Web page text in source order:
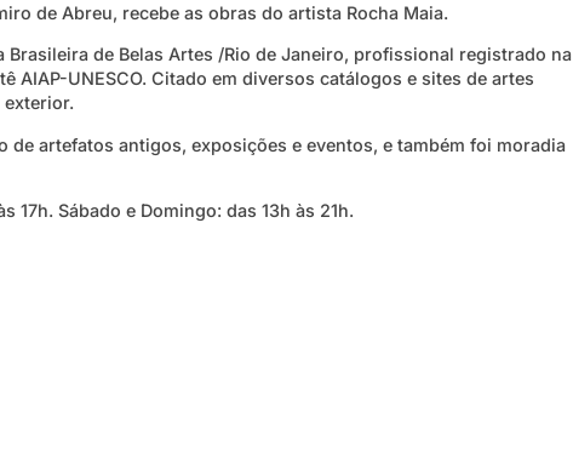
de Abreu, recebe as obras do artista Rocha Maia.
Brasileira de Belas Artes /Rio de Janeiro, profissional registrado na
AIAP-UNESCO. Citado em diversos catálogos e sites de artes
de artefatos antigos, exposições e eventos, e também foi moradia
17h. Sábado e Domingo: das 13h às 21h.